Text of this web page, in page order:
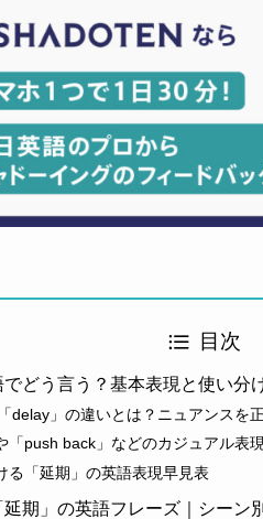
目次
でどう言う？基本表現と使い分
delay」の違いとは？ニュアンスを
「push back」などのカジュアル表
る「延期」の英語表現早見表
期」の英語フレーズ｜シーン